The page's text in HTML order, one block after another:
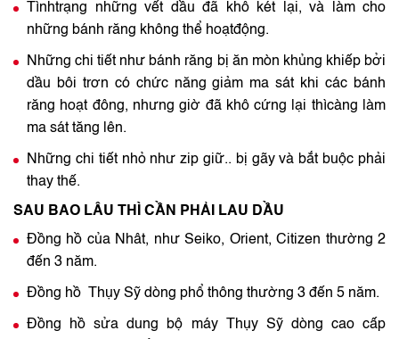
Tìnhtrạng những vết dầu đã khô két lại, và làm cho
những bánh răng không thể hoạtđộng.
Những chi tiết như bánh răng bị ăn mòn khủng khiếp bởi
dầu bôi trơn có chức năng giảm ma sát khi các bánh
răng hoạt đông, nhưng giờ đã khô cứng lại thìcàng làm
ma sát tăng lên.
Những chi tiết nhỏ như zip giữ.. bị gãy và bắt buộc phải
thay thế.
SAU BAO LÂU THÌ CẦN PHẢI LAU DẦU
Đồng hồ của Nhât, như Seiko, Orient, Citizen thường 2
đến 3 năm.
Đồng hồ Thụy Sỹ dòng phổ thông thường 3 đến 5 năm.
Đồng hồ sửa dung bộ máy Thụy Sỹ dòng cao cấp